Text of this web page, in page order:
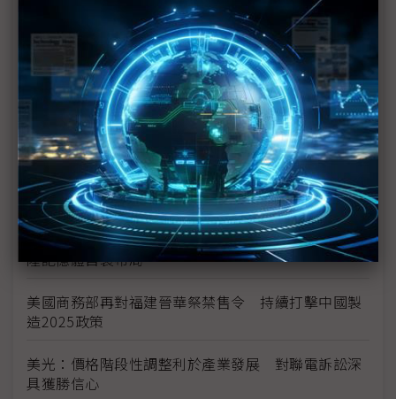
中興之後晉華再遭美下禁售令 貿易戰升溫陸廠遭
殃 大陸半導體「芯」病難解
美光侵權案敗訴後川普政府出招 晉華遭美鎖喉制裁
美中科技戰越演越烈
晉華DRAM封測訂單 日月光旗下矽電恐延遲收割
日月光投控樂觀第4季維持正成長 封測業務小降、
EMS仍受惠蘋果
貿易戰、禁售令影響 美光西安廠傳裁員 恐影響大
陸記憶體自製布局
美國商務部再對福建晉華祭禁售令 持續打擊中國製
造2025政策
美光：價格階段性調整利於產業發展 對聯電訴訟深
具獲勝信心